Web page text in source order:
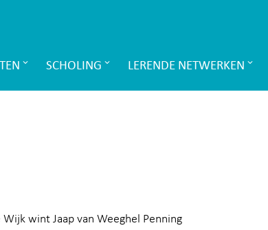
SCHOLING LERENDE NETWERKEN
wint Jaap van Weeghel Penning